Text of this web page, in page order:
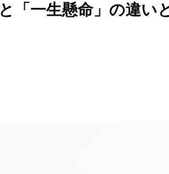
と「一生懸命」の違